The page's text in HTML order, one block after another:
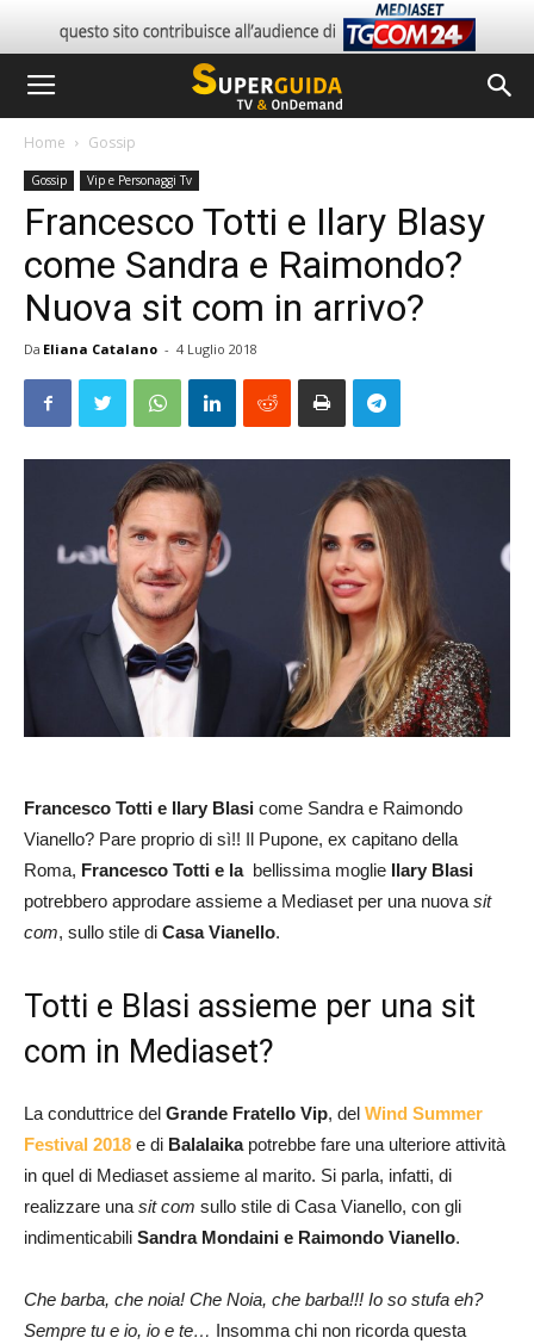
Home Gossip
Gossip Vip e Personaggi Tv
Francesco Totti e Ilary Blasy
come Sandra e Raimondo?
Nuova sit com in arrivo?
Da Eliana Catalano - 4 Luglio 2018
Francesco Totti e Ilary Blasi come Sandra e Raimondo
Vianello? Pare proprio di sì!! Il Pupone, ex capitano della
Roma, Francesco Totti e la bellissima moglie Ilary Blasi
potrebbero approdare assieme a Mediaset per una nuova sit
com, sullo stile di Casa Vianello.
Totti e Blasi assieme per una sit
com in Mediaset?
La conduttrice del Grande Fratello Vip, del Wind Summer
Festival 2018 e di Balalaikapotrebbe fare una ulteriore attività
in quel di Mediaset assieme al marito. Si parla, infatti, di
realizzare una sit com sullo stile di Casa Vianello, con gli
indimenticabili Sandra Mondaini e Raimondo Vianello.
Che barba, che noia! Che Noia, che barba!!! Io so stufa eh?
Sempre tu e io, io e te… Insomma chi non ricorda questa